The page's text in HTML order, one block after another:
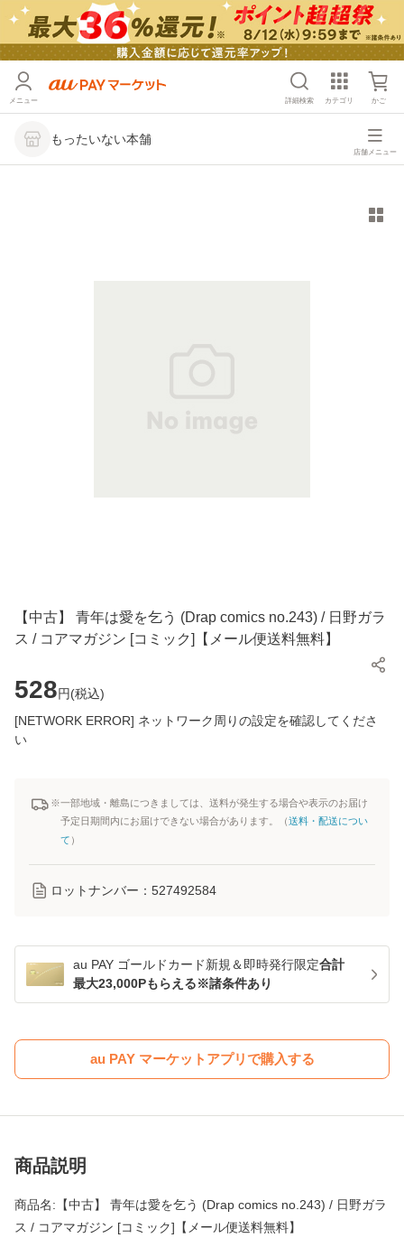
メニュー 詳細検索 カテゴリ かご
もったいない本舗
店舗メニュー
【中古】 青年は愛を乞う (Drap comics no.243) / 日野ガラ
ス / コアマガジン [コミック]【メール便送料無料】
528円(税込)
[NETWORK ERROR] ネットワーク周りの設定を確認してくださ
い
※一部地域・離島につきましては、送料が発生する場合や表示のお届け
予定日期間内にお届けできない場合があります。（送料・配送につい
て ）
ロットナンバー： 527492584
au PAY ゴールドカード新規＆即時発行限定合計
最大23,000Pもらえる※諸条件あり
au PAY マーケットアプリで購入する
商品説明
商品名:【中古】 青年は愛を乞う (Drap comics no.243) / 日野ガラ
ス / コアマガジン [コミック]【メール便送料無料】